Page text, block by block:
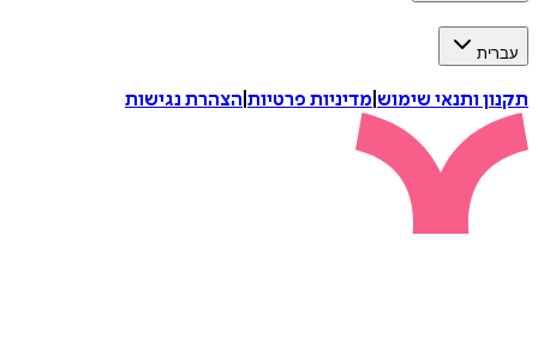
עברית
תקנון ותנאי שימוש מדיניות פרטיות הצהרת נגישות